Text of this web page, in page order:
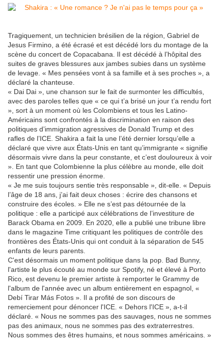
Tragiquement, un technicien brésilien de la région, Gabriel de
Jesus Firmino, a été écrasé et est décédé lors du montage de la
scène du concert de Copacabana. Il est décédé à l’hôpital des
suites de graves blessures aux jambes subies dans un système
de levage. « Mes pensées vont à sa famille et à ses proches », a
déclaré la chanteuse.
« Dai Dai », une chanson sur le fait de surmonter les difficultés,
avec des paroles telles que « ce qui t’a brisé un jour t’a rendu fort
», sort à un moment où les Colombiens et tous les Latino-
Américains sont confrontés à la discrimination en raison des
politiques d’immigration agressives de Donald Trump et des
rafles de l’ICE. Shakira a fait la une l’été dernier lorsqu’elle a
déclaré que vivre aux États-Unis en tant qu’immigrante « signifie
désormais vivre dans la peur constante, et c’est douloureux à voir
». En tant que Colombienne la plus célèbre au monde, elle doit
ressentir une pression énorme.
« Je me suis toujours sentie très responsable », dit-elle. « Depuis
l’âge de 18 ans, j’ai fait deux choses : écrire des chansons et
construire des écoles. » Elle ne s’est pas détournée de la
politique : elle a participé aux célébrations de l’investiture de
Barack Obama en 2009. En 2020, elle a publié une tribune libre
dans le magazine Time critiquant les politiques de contrôle des
frontières des États-Unis qui ont conduit à la séparation de 545
enfants de leurs parents.
C'est désormais un moment politique dans la pop. Bad Bunny,
l'artiste le plus écouté au monde sur Spotify, né et élevé à Porto
Rico, est devenu le premier artiste à remporter le Grammy de
l'album de l'année avec un album entièrement en espagnol, «
Debí Tirar Más Fotos ». Il a profité de son discours de
remerciement pour dénoncer l'ICE. « Dehors l'ICE », a-t-il
déclaré. « Nous ne sommes pas des sauvages, nous ne sommes
pas des animaux, nous ne sommes pas des extraterrestres.
Nous sommes des êtres humains, et nous sommes américains. »